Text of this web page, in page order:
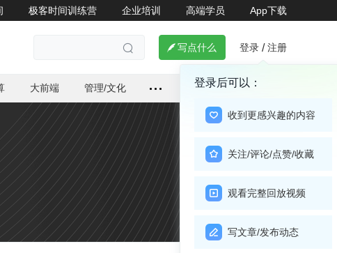
极客时间训练营 企业培训 高端学员 App下载
  写点什么 登录 / 注册
登录后可以：
收到更感兴趣的内容
关注/评论/点赞/收藏
观看完整回放视频
写文章/发布动态
大前端 管理/文化